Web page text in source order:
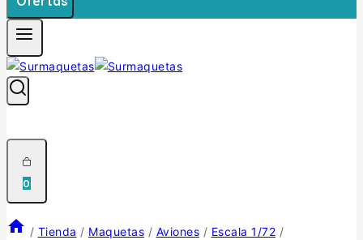
0
/ Tienda / Maquetas / Aviones / Escala 1/72 /